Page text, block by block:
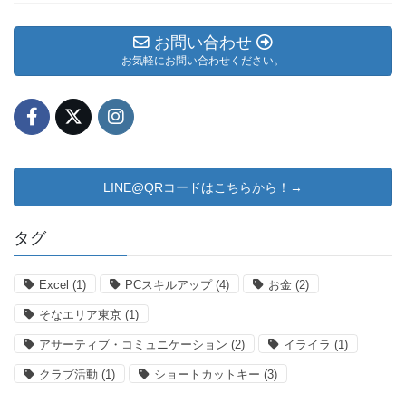
お問い合わせ
お気軽にお問い合わせください。
LINE@QRコードはこちらから！→
タグ
Excel (1) PCスキルアップ(4) お金 (2)
そなエリア東京 (1)
アサーティブ・コミュニケーション (2) イライラ (1)
クラブ活動 (1) ショートカットキー (3)